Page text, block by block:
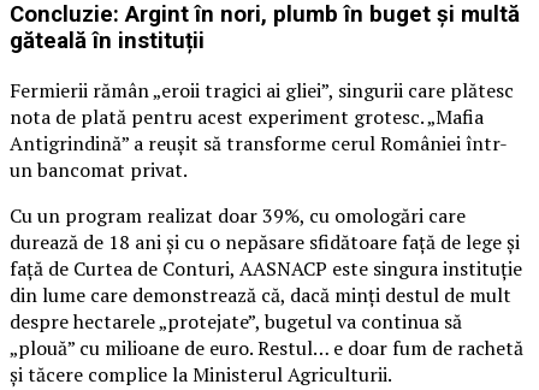
Concluzie: Argint în nori, plumb în buget și multă
găteală în instituții
Fermierii rămân „eroii tragici ai gliei”, singurii care plătesc
nota de plată pentru acest experiment grotesc. „Mafia
Antigrindină” a reușit să transforme cerul României într-
un bancomat privat.
Cu un program realizat doar 39%, cu omologări care
durează de 18 ani și cu o nepăsare sfidătoare față de lege și
față de Curtea de Conturi, AASNACP este singura instituție
din lume care demonstrează că, dacă minți destul de mult
despre hectarele „protejate”, bugetul va continua să
„plouă” cu milioane de euro. Restul… e doar fum de rachetă
și tăcere complice la Ministerul Agriculturii.